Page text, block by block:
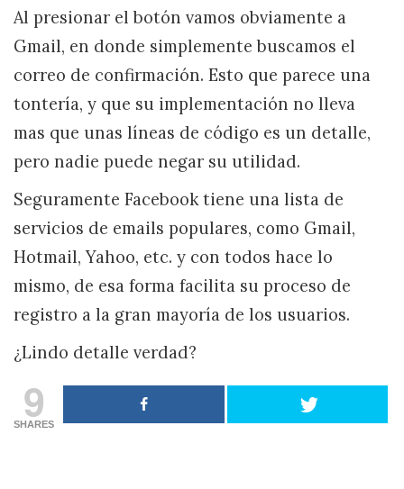
Al presionar el botón vamos obviamente a
Gmail, en donde simplemente buscamos el
correo de confirmación. Esto que parece una
tontería, y que su implementación no lleva
mas que unas líneas de código es un detalle,
pero nadie puede negar su utilidad.
Seguramente Facebook tiene una lista de
servicios de emails populares, como Gmail,
Hotmail, Yahoo, etc. y con todos hace lo
mismo, de esa forma facilita su proceso de
registro a la gran mayoría de los usuarios.
¿Lindo detalle verdad?
9
SHARES